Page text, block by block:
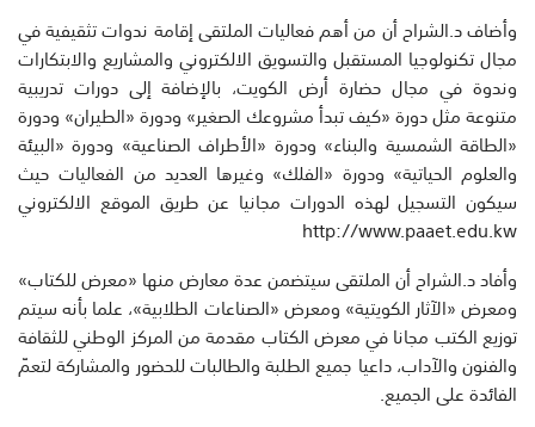
وأضاف د.الشراح أن من أهم فعاليات الملتقى إقامة ندوات تثقيفية في
مجال تكنولوجيا المستقبل والتسويق الالكتروني والمشاريع والابتكارات
وندوة في مجال حضارة أرض الكويت، بالإضافة إلى دورات تدريبية
متنوعة مثل دورة «كيف تبدأ مشروعك الصغير» ودورة «الطيران» ودورة
«الطاقة الشمسية والبناء» ودورة «الأطراف الصناعية» ودورة «البيئة
والعلوم الحياتية» ودورة «الفلك» وغيرها العديد من الفعاليات حيث
سيكون التسجيل لهذه الدورات مجانيا عن طريق الموقع الالكتروني
http://www.paaet.edu.kw
وأفاد د.الشراح أن الملتقى سيتضمن عدة معارض منها «معرض للكتاب»
ومعرض «الآثار الكويتية» ومعرض «الصناعات الطلابية»، علما بأنه سيتم
توزيع الكتب مجانا في معرض الكتاب مقدمة من المركز الوطني للثقافة
والفنون والآداب، داعيا جميع الطلبة والطالبات للحضور والمشاركة لتعمّ
الفائدة على الجميع.